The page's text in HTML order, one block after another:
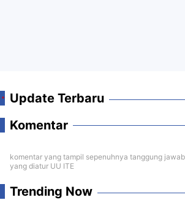
Update Terbaru
Komentar
komentar yang tampil sepenuhnya tanggung
yang diatur UU ITE
Trending Now